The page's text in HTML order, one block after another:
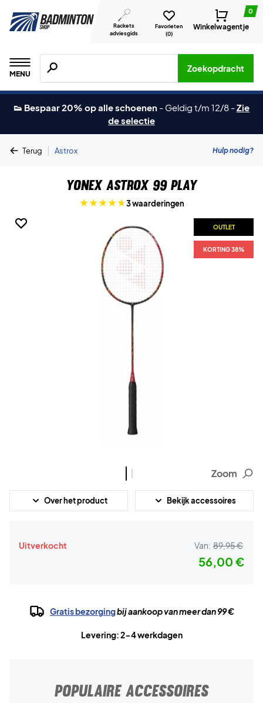
Rackets
adviesgids
Favorieten
(0)
0
Winkelwagentje
MENU
Zoeken naar producten, merken etc.
Zoekopdracht
👟 Bespaar 20% op alle schoenen - Geldig t/m 12/8 -Zie
de selectie
Terug | Astrox Hulp nodig?
Yonex Astrox 99 Play
3 waarderingen
OUTLET
KORTING 38%
OUTLET
KORTING 38%
Zoom
Over het product Bekijk accessoires
Uitverkocht Van: 89,95 €
56,00 €
Gratis bezorgingbij aankoop van meer dan 99 €
Levering: 2-4 werkdagen
POPULAIRE ACCESSOIRES